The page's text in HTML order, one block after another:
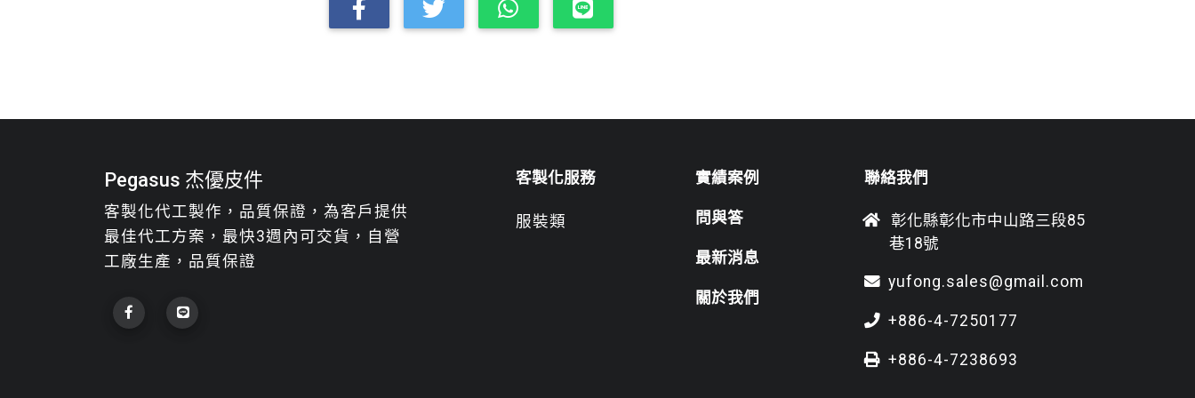
Pegasus 杰優皮件
客製化代工製作，品質保證，為客戶提供
最佳代工方案，最快3週內可交貨，自營
工廠生產，品質保證
客製化服務
服裝類
實績案例
問與答
最新消息
關於我們
聯絡我們
彰化縣彰化市中山路三段85
巷18號
yufong.sales@gmail.com
+886-4-7250177
+886-4-7238693